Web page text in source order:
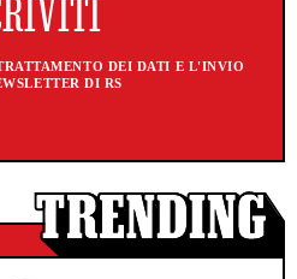
DEI DATI E L'INVIO
DI RS